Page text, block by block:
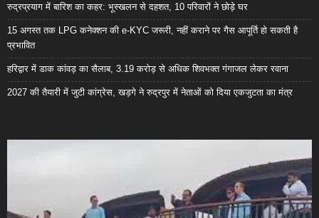
रुद्रप्रयाग में बारिश का कहर: भूस्खलन से दहशत, 10 परिवारों ने छोड़े घर
15 अगस्त तक LPG कनेक्शन की e-KYC जरूरी, नहीं कराने पर गैस आपूर्ति हो सकती है
प्रभावित
हरिद्वार में डाक कांवड़ का सैलाब, 3.19 करोड़ से अधिक शिवभक्त गंगाजल लेकर रवाना
2027 की तैयारी में जुटी कांग्रेस, खड़गे ने रुद्रपुर में नेताओं को दिया एकजुटता का मंत्र